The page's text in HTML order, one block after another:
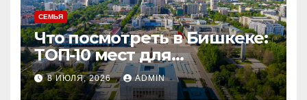
СЕМЬЯ
Что посмотреть в Бишкеке:
ТОП-10 мест для
незабываемого
путешествия
8 ИЮЛЯ, 2026 ADMIN